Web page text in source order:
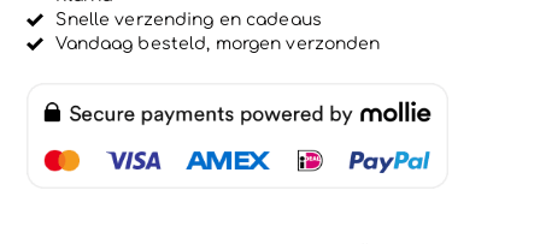
spoeling
glanzend
Snelle verzending en cadeaus
Vandaag besteld, morgen verzonden